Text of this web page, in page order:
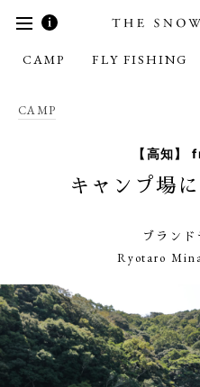
CAMP FLY FISHING
CAMP
【高知】
キャンプ場
ブラン
Ryotaro